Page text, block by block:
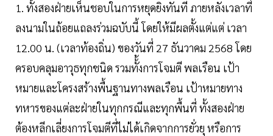
1. ทั้งสองฝ่ายเห็นชอบในการหยุดยิงทันที ภายหลังเวลาที่
ลงนามในถ้อยแถลงร่วมฉบับนี้ โดยให้มีผลตั้งแต่แต่ เวลา
12.00 น. (เวลาท้องถิ่น) ของวันที่ 27 ธันวาคม 2568 โดย
ครอบคลุมอาวุธทุกชนิด รวมทั้้งการโจมตี พลเรือน เป้า
หมายและโครงสร้างพื้นฐานทางพลเรือน เป้าหมายทาง
ทหารของแต่ละฝ่ายในทุกกรณีและทุกพื้นที่ ทั้งสองฝ่าย
ต้องหลีกเลี่ยงการโจมตีที่ไม่ได้เกิดจากการยั่วยุ หรือการ